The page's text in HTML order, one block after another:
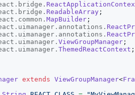
. bridge .
. bridge . ReadableArray ;
. common . MapBuilder ;
. uimanager . annotations .
. uimanager . annotations .
. uimanager . ViewGroupManager ;
. uimanager . ThemedReactContext ;
extends ViewGroupManager<